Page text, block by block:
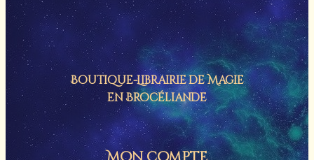
Boutique-Librairie deMagie
en Brocéliande